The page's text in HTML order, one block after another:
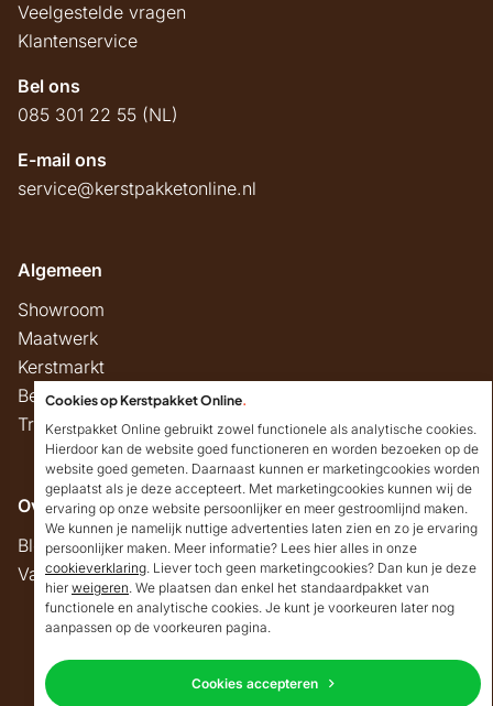
Veelgestelde vragen
Klantenservice
Bel ons
085 301 22 55 (NL)
E-mail ons
service@kerstpakketonline.nl
Algemeen
Showroom
Maatwerk
Kerstmarkt
Belastingregels
Track & Trace
Overig
Blog
Vacatures
Copyright © 2026 Kerstpakket Online
Goedendag!
Mocht ik je ergens mee
kunnen helpen, dan
verneem ik dat graag.
Cookies op Kerstpakket Online.
Kerstpakket Online gebruikt zowel functionele als analytische cookies.
Hierdoor kan de website goed functioneren en worden bezoeken op de
website goed gemeten. Daarnaast kunnen er marketingcookies worden
geplaatst als je deze accepteert. Met marketingcookies kunnen wij de
ervaring op onze website persoonlijker en meer gestroomlijnd maken.
We kunnen je namelijk nuttige advertenties laten zien en zo je ervaring
persoonlijker maken. Meer informatie? Lees hier alles in onze
cookieverklaring. Liever toch geen marketingcookies? Dan kun je deze
hier weigeren. We plaatsen dan enkel het standaardpakket van
functionele en analytische cookies. Je kunt je voorkeuren later nog
aanpassen op de voorkeuren pagina.
Cookies accepteren